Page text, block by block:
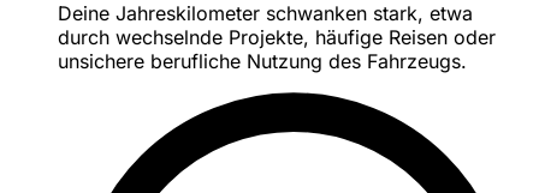
Deine Jahreskilometer schwanken stark, etwa
durch wechselnde Projekte, häufige Reisen oder
unsichere berufliche Nutzung des Fahrzeugs.